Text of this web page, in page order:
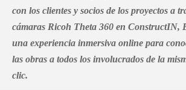
con los clientes y socios de los proyectos a
cámaras Ricoh Theta 360 en ConstructIN,
una experiencia inmersiva online para
las obras a todos los involucrados de la
clic.